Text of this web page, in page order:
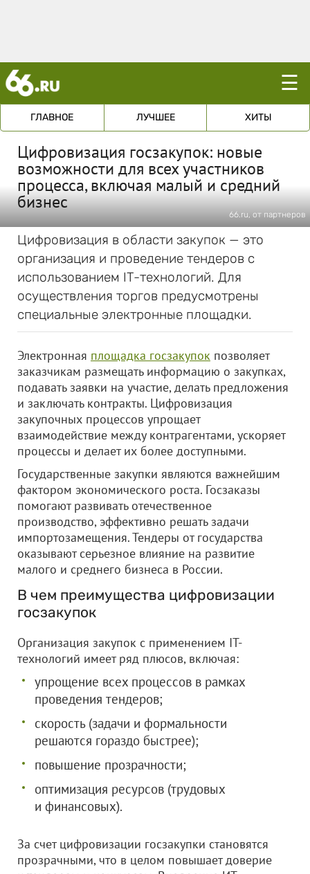
☰
ГЛАВНОЕ ЛУЧШЕЕ ХИТЫ
Цифровизация госзакупок: новые
возможности для всех участников
процесса, включая малый и средний
бизнес
66.ru, от партнеров
Цифровизация в области закупок — это
организация и проведение тендеров с
использованием IT-технологий. Для
осуществления торгов предусмотрены
специальные электронные площадки.
Электронная площадка госзакупок позволяет
заказчикам размещать информацию о закупках,
подавать заявки на участие, делать предложения
и заключать контракты. Цифровизация
закупочных процессов упрощает
взаимодействие между контрагентами, ускоряет
процессы и делает их более доступными.
Государственные закупки являются важнейшим
фактором экономического роста. Госзаказы
помогают развивать отечественное
производство, эффективно решать задачи
импортозамещения. Тендеры от государства
оказывают серьезное влияние на развитие
малого и среднего бизнеса в России.
В чем преимущества цифровизации
госзакупок
Организация закупок с применением IT-
технологий имеет ряд плюсов, включая:
упрощение всех процессов в рамках
проведения тендеров;
скорость (задачи и формальности
решаются гораздо быстрее);
повышение прозрачности;
оптимизация ресурсов (трудовых
и финансовых).
За счет цифровизации госзакупки становятся
прозрачными, что в целом повышает доверие